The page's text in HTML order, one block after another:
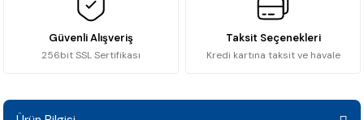
Güvenli Alışveriş
256bit SSL Sertifikası
Taksit Seçenekleri
Kredi kartına taksit ve havale